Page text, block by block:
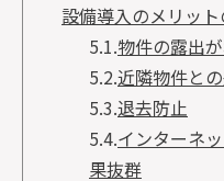
設備導入のメリッ
5.1.物件の露出
5.2.近隣物件と
5.3.退去防止
5.4.インターネ
果抜群